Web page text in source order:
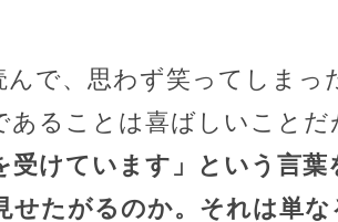
で、思わず笑ってしまっ
ることは喜ばしいことだ
受けています」という言
せたがるのか。それは単な